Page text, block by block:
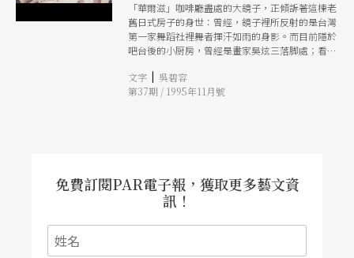
「華爾滋」咖啡廳盡處的大鏡子，正傾訴著這棟老
舊日式房子的身世：曾經，鏡子裡所反射的是台灣
第一家舞蹈社裡舞者揮汗如雨的身影。而目前隱於
吧台後的小厨房，曾經是畫家吳炫三落脚處；看似
櫉。不是隨著「懷舊復古」風而曳動，「華爾滋」
所散發出來的舊味，彷彿是歷歷在目的時空凝結。
文字 | 吳碧容
第37期 / 1995年11月號
免費訂閱PAR電子報，獲取更多藝文資
訊！